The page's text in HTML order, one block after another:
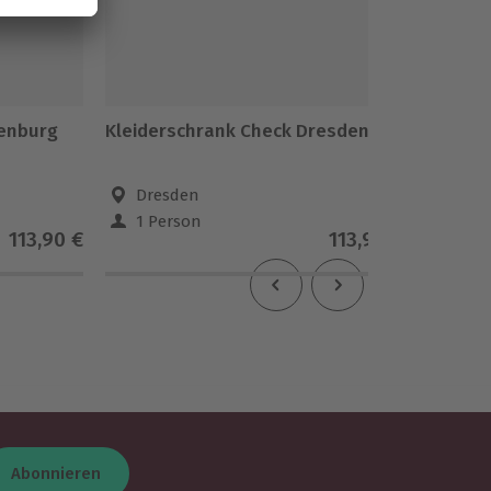
113,90 €
Kleiderschrank Check Dresden
Dresden
1 Person
113,90 €
Abonnieren